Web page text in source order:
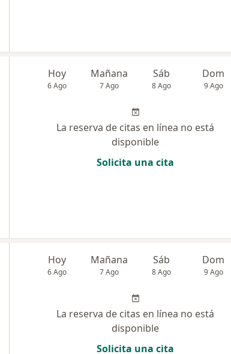
Hoy
6 Ago
Mañana
7 Ago
Sáb
8 Ago
Dom
9 Ago
La reserva de citas en línea no está
disponible
Solicita una cita
Hoy
6 Ago
Mañana
7 Ago
Sáb
8 Ago
Dom
9 Ago
La reserva de citas en línea no está
disponible
Solicita una cita